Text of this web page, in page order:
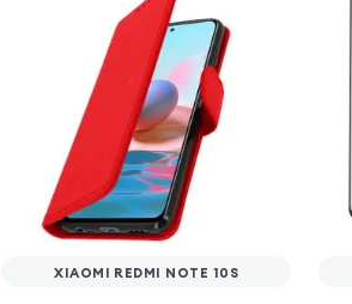
XIAOMI REDMI NOTE 10S